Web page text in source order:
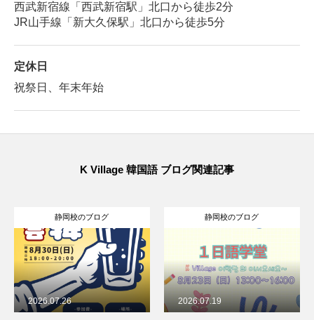
西武新宿線「西武新宿駅」北口から徒歩2分
JR山手線「新大久保駅」北口から徒歩5分
定休日
祝祭日、年末年始
K Village 韓国語 ブログ関連記事
静岡校のブログ
2026.07.26
静岡校のブログ
2026.07.19